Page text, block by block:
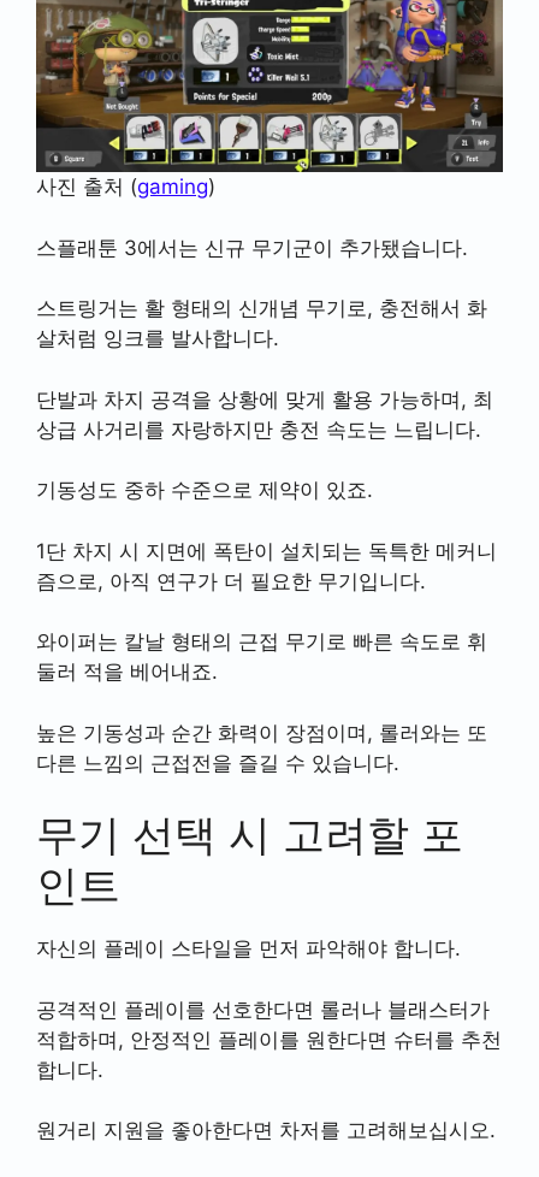
사진 출처 (gaming)
스플래툰 3에서는 신규 무기군이 추가됐습니다.
스트링거는 활 형태의 신개념 무기로, 충전해서 화
살처럼 잉크를 발사합니다.
단발과 차지 공격을 상황에 맞게 활용 가능하며, 최
상급 사거리를 자랑하지만 충전 속도는 느립니다.
기동성도 중하 수준으로 제약이 있죠.
1단 차지 시 지면에 폭탄이 설치되는 독특한 메커니
즘으로, 아직 연구가 더 필요한 무기입니다.
와이퍼는 칼날 형태의 근접 무기로 빠른 속도로 휘
둘러 적을 베어내죠.
높은 기동성과 순간 화력이 장점이며, 롤러와는 또
다른 느낌의 근접전을 즐길 수 있습니다.
무기 선택 시 고려할 포
인트
자신의 플레이 스타일을 먼저 파악해야 합니다.
공격적인 플레이를 선호한다면 롤러나 블래스터가
적합하며, 안정적인 플레이를 원한다면 슈터를 추천
합니다.
원거리 지원을 좋아한다면 차저를 고려해보십시오.